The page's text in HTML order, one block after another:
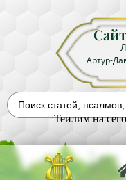
Артур-
Теилим на